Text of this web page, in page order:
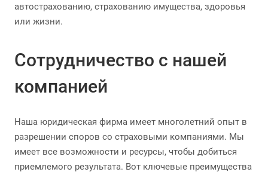
автострахованию, страхованию имущества, здоровья
или жизни.
Сотрудничество с нашей
компанией
Наша юридическая фирма имеет многолетний опыт в
разрешении споров со страховыми компаниями. Мы
имеет все возможности и ресурсы, чтобы добиться
приемлемого результата. Вот ключевые преимущества